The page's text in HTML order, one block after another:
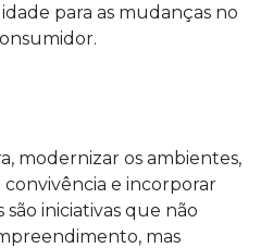
para as mudanças no
modernizar os ambientes,
e incorporar
iniciativas que não
mas